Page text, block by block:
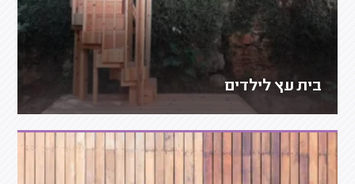
בית עץ לילדים